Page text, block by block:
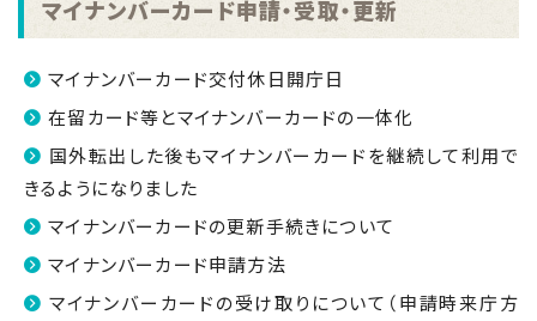
マイナンバーカード申請・受取・更新
マイナンバーカード交付休日開庁日
在留カード等とマイナンバーカードの一体化
国外転出した後もマイナンバーカードを継続して利用で
きるようになりました
マイナンバーカードの更新手続きについて
マイナンバーカード申請方法
マイナンバーカードの受け取りについて（申請時来庁方